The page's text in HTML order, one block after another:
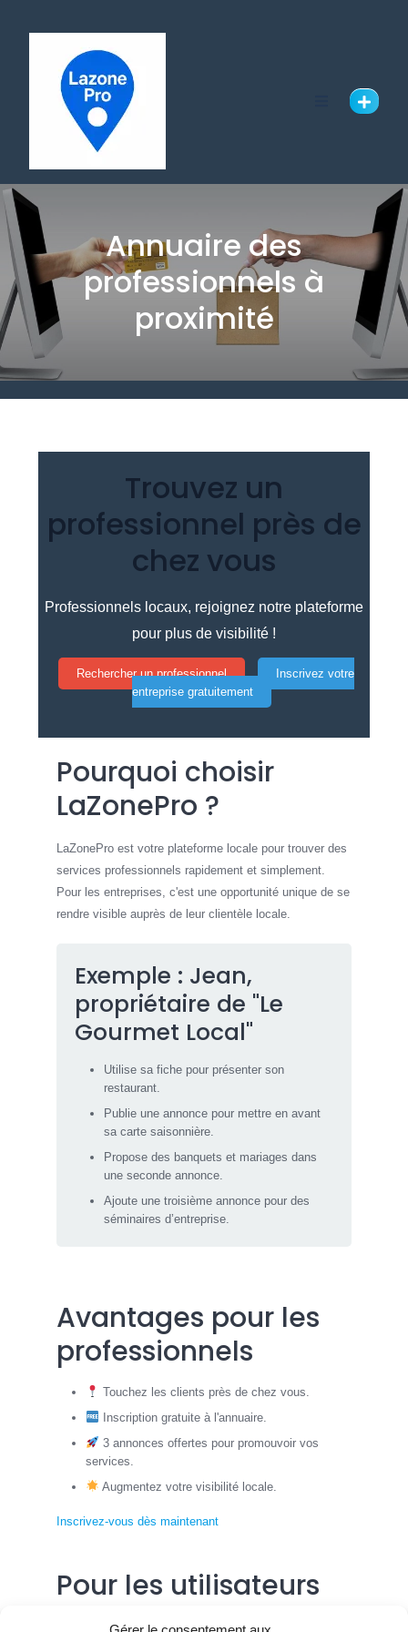
Annuaire des
professionnels à
proximité
Trouvez un
professionnel près de
chez vous
Professionnels locaux, rejoignez notre plateforme
pour plus de visibilité !
Rechercher un professionnel
Inscrivez votre
entreprise gratuitement
Pourquoi choisir
LaZonePro ?
LaZonePro est votre plateforme locale pour trouver des
services professionnels rapidement et simplement.
Pour les entreprises, c'est une opportunité unique de se
rendre visible auprès de leur clientèle locale.
Exemple : Jean,
propriétaire de "Le
Gourmet Local"
Utilise sa fiche pour présenter son
restaurant.
Publie une annonce pour mettre en avant
sa carte saisonnière.
Propose des banquets et mariages dans
une seconde annonce.
Ajoute une troisième annonce pour des
séminaires d’entreprise.
Avantages pour les
professionnels
Touchez les clients près de chez vous.
Inscription gratuite à l'annuaire.
3 annonces offertes pour promouvoir vos
services.
Augmentez votre visibilité locale.
Inscrivez-vous dès maintenant
Pour les utilisateurs
Trouvez rapidement un professionnel compétent.